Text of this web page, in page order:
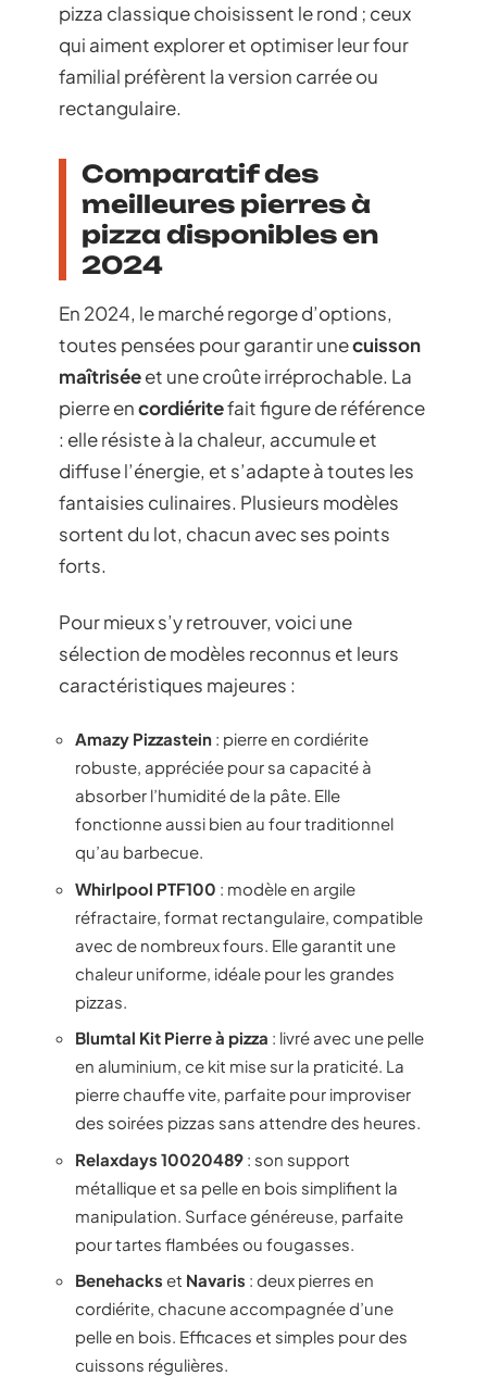
pizza classique choisissent le rond ; ceux
qui aiment explorer et optimiser leur four
familial préfèrent la version carrée ou
rectangulaire.
Comparatif des
meilleures pierres à
pizza disponibles en
2024
En 2024, le marché regorge d’options,
toutes pensées pour garantir unecuisson
maîtriséeet une croûte irréprochable. La
pierre encordiéritefait figure de référence
: elle résiste à la chaleur, accumule et
diffuse l’énergie, et s’adapte à toutes les
fantaisies culinaires. Plusieurs modèles
sortent du lot, chacun avec ses points
forts.
Pour mieux s’y retrouver, voici une
sélection de modèles reconnus et leurs
caractéristiques majeures :
Amazy Pizzastein : pierre en cordiérite
robuste, appréciée pour sa capacité à
absorber l’humidité de la pâte. Elle
fonctionne aussi bien au four traditionnel
qu’au barbecue.
Whirlpool PTF100 : modèle en argile
réfractaire, format rectangulaire, compatible
avec de nombreux fours. Elle garantit une
chaleur uniforme, idéale pour les grandes
pizzas.
Blumtal Kit Pierre à pizza : livré avec une pelle
en aluminium, ce kit mise sur la praticité. La
pierre chauffe vite, parfaite pour improviser
des soirées pizzas sans attendre des heures.
Relaxdays 10020489 : son support
métallique et sa pelle en bois simplifient la
manipulation. Surface généreuse, parfaite
pour tartes flambées ou fougasses.
Benehacks et Navaris : deux pierres en
cordiérite, chacune accompagnée d’une
pelle en bois. Efficaces et simples pour des
cuissons régulières.